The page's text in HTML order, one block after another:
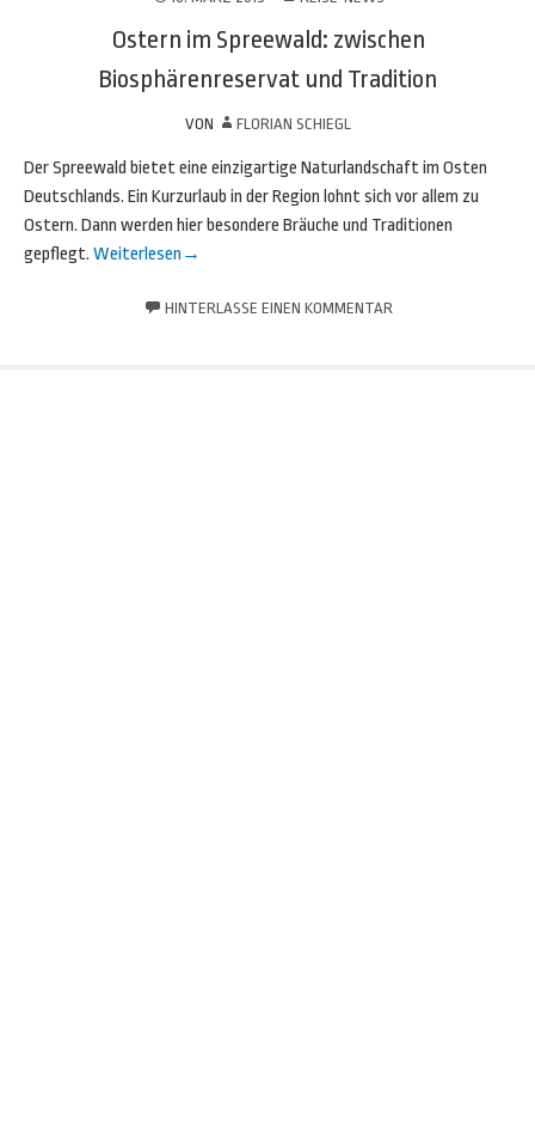
Ostern im Spreewald: zwischen
Biosphärenreservat und Tradition
VON FLORIAN SCHIEGL
Der Spreewald bietet eine einzigartige Naturlandschaft im Osten
Deutschlands. Ein Kurzurlaub in der Region lohnt sich vor allem zu
Ostern. Dann werden hier besondere Bräuche und Traditionen
gepflegt. Weiterlesen →
HINTERLASSE EINEN KOMMENTAR